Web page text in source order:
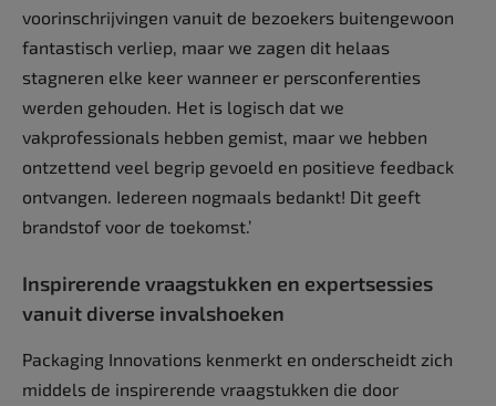
voorinschrijvingen vanuit de bezoekers buitengewoon
fantastisch verliep, maar we zagen dit helaas
stagneren elke keer wanneer er persconferenties
werden gehouden. Het is logisch dat we
vakprofessionals hebben gemist, maar we hebben
ontzettend veel begrip gevoeld en positieve feedback
ontvangen. Iedereen nogmaals bedankt! Dit geeft
brandstof voor de toekomst.’
Inspirerende vraagstukken en expertsessies
vanuit diverse invalshoeken
Packaging Innovations kenmerkt en onderscheidt zich
middels de inspirerende vraagstukken die door